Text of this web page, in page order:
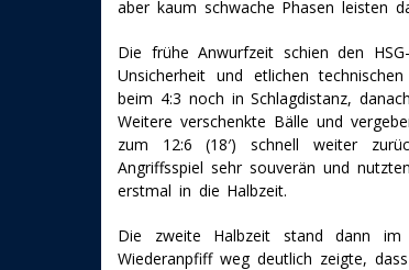
aber kaum schwache Phasen leisten
Die frühe Anwurfzeit schien den
Unsicherheit und etlichen
beim 4:3 noch in Schlagdistanz,
Weitere verschenkte Bälle und
zum 12:6 (18′) schnell weiter
Angriffsspiel sehr souverän und
erstmal in die Halbzeit.
Die zweite Halbzeit stand dann
Wiederanpfiff weg deutlich zeigte,